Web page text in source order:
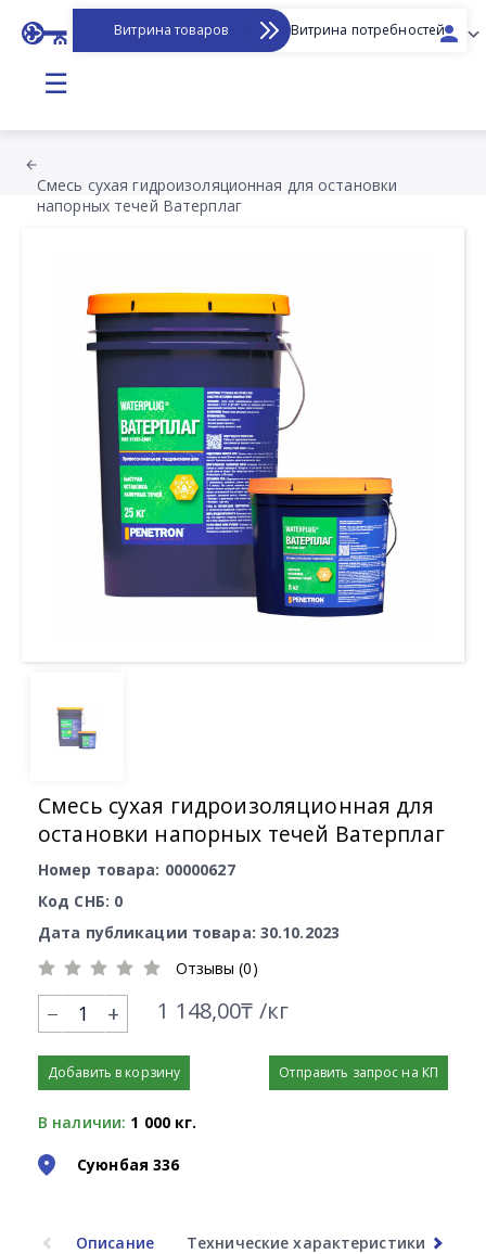
Витрина товаров Витрина потребностей
☰
Смесь сухая гидроизоляционная для остановки
напорных течей Ватерплаг
Смесь сухая гидроизоляционная для
остановки напорных течей Ватерплаг
Номер товара: 00000627
Код СНБ: 0
Дата публикации товара: 30.10.2023
Отзывы (0)
+ 1 148,00₸ /кг
Добавить в корзину Отправить запрос на КП
В наличии: 1 000 кг.
Суюнбая 336
Описание Технические характеристики